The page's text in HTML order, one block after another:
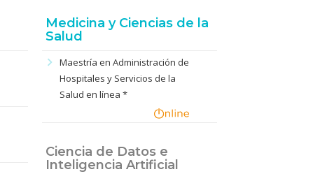
Medicina y Ciencias de la
Salud
chevron_right
Maestría en Administración de
Hospitales y Servicios de la
Salud en línea *
Ciencia de Datos e
Inteligencia Artificial